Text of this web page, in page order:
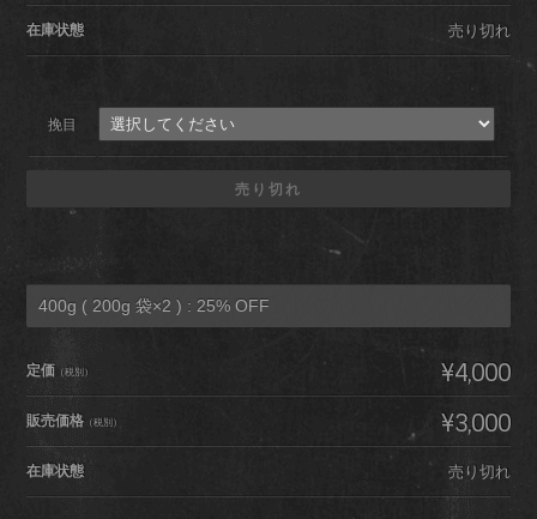
在庫状態 売り切れ
挽目
売り切れ
400g ( 200g 袋×2 ) : 25% OFF
定価 （税別） ¥4,000
販売価格（税別） ¥3,000
在庫状態 売り切れ